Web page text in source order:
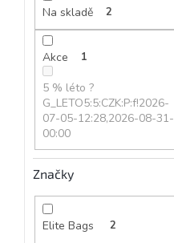
Na skladě 2
Akce 1
5 % léto ?
G_LETO5:5:CZK:P:f!2026-
07-05-12:28,2026-08-31-
00:00
Značky
Elite Bags 2